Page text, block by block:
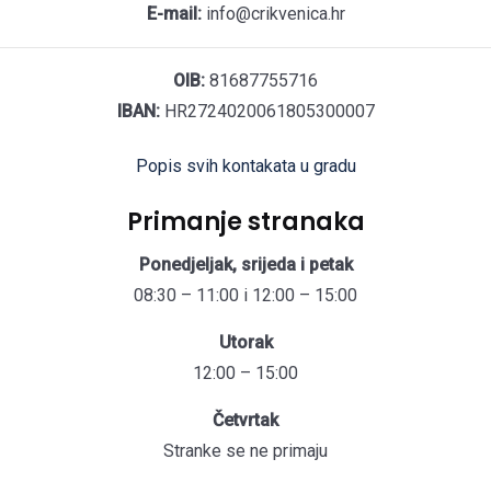
E-mail:info@crikvenica.hr
OIB: 81687755716
IBAN:HR2724020061805300007
Popis svih kontakata u gradu
Primanje stranaka
Ponedjeljak, srijeda i petak
08:30 – 11:00 i 12:00 – 15:00
Utorak
12:00 – 15:00
Četvrtak
Stranke se ne primaju